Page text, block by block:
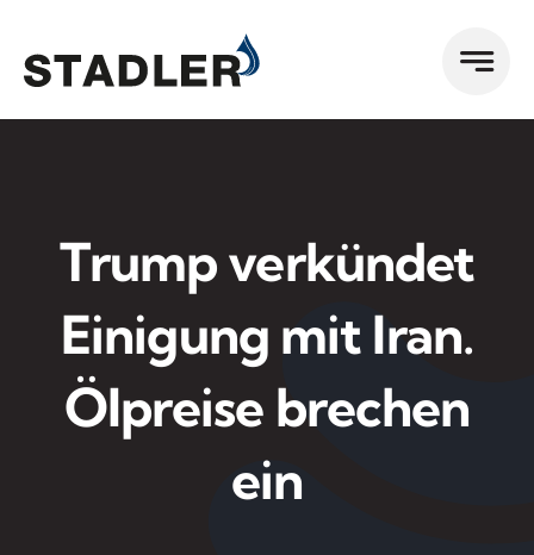
Inhalt
springen
Trump verkündet
Einigung mit Iran.
Ölpreise brechen
ein